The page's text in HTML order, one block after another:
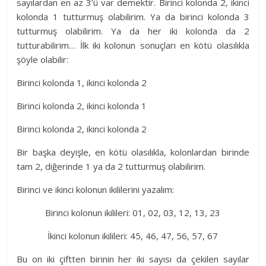
kolonda 1 tutturmuş olabilirim. Ya da birinci kolonda 3
tutturmuş olabilirim. Ya da her iki kolonda da 2
tutturabilirim… İlk iki kolonun sonuçları en kötü olasılıkla
şöyle olabilir:
Birinci kolonda 1, ikinci kolonda 2
Birinci kolonda 2, ikinci kolonda 1
Birinci kolonda 2, ikinci kolonda 2
Bir başka deyişle, en kötü olasılıkla, kolonlardan birinde
tam 2, diğerinde 1 ya da 2 tutturmuş olabilirim.
Birinci ve ikinci kolonun ikililerini yazalım:
Birinci kolonun ikilileri: 01, 02, 03, 12, 13, 23
İkinci kolonun ikilileri: 45, 46, 47, 56, 57, 67
Bu on iki çiftten birinin her iki sayısı da çekilen sayılar